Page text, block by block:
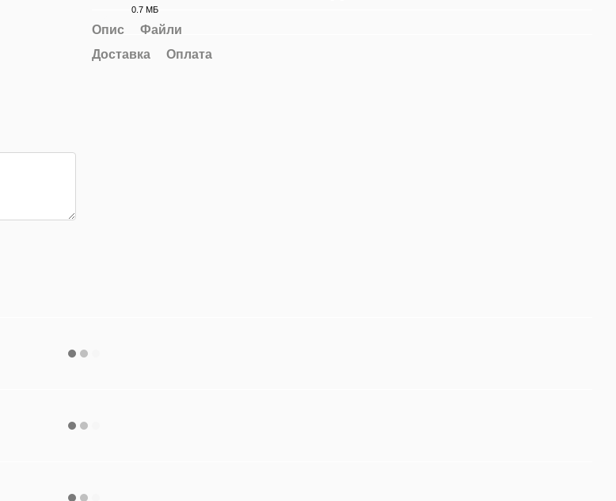
0.7 МБ
Опис
Файли
Доставка
Оплата